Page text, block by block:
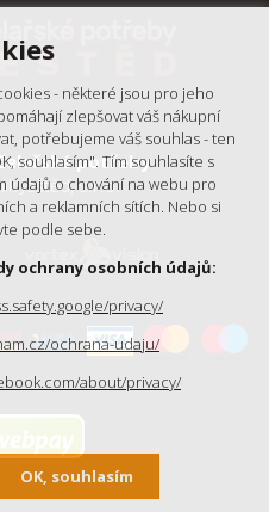
potřeby
Ještěd, s.r.o.
- některé jsou pro jeho
zlepšovat váš nákupní
potřebujeme váš souhlas - ten
souhlasím". Tím souhlasíte s
údajů o chování na webu pro
a reklamních sítích. Nebo si
podle sebe.
ochrany osobních údajů:
privacy/
ochrana-udaju/
about/privacy/
OK, souhlasím